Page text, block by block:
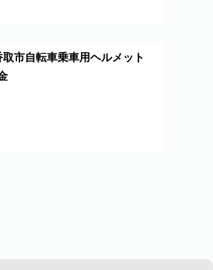
市自転車乗車用ヘルメット